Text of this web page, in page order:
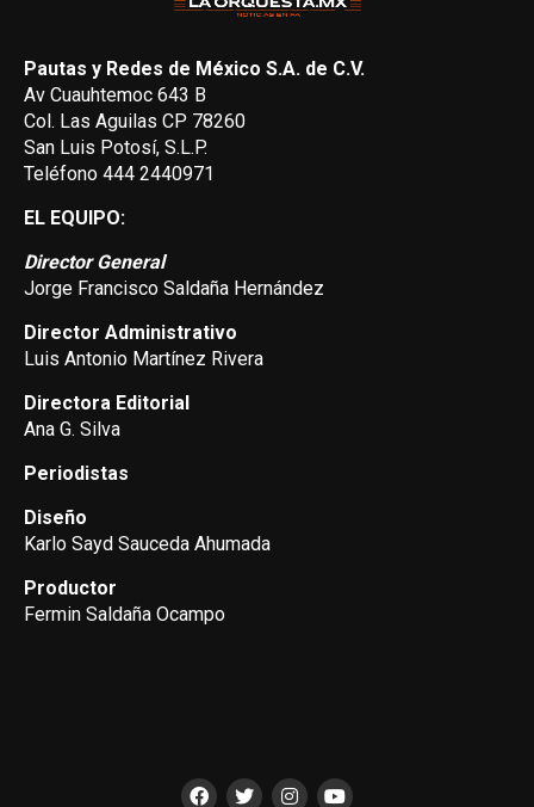
Pautas y Redes de México S.A. de C.V.
Av Cuauhtemoc 643 B
Col. Las Aguilas CP 78260
San Luis Potosí, S.L.P.
Teléfono 444 2440971
EL EQUIPO:
Director General
Jorge Francisco Saldaña Hernández
Director Administrativo
Luis Antonio Martínez Rivera
Directora Editorial
Ana G. Silva
Periodistas
Diseño
Karlo Sayd Sauceda Ahumada
Productor
Fermin Saldaña Ocampo